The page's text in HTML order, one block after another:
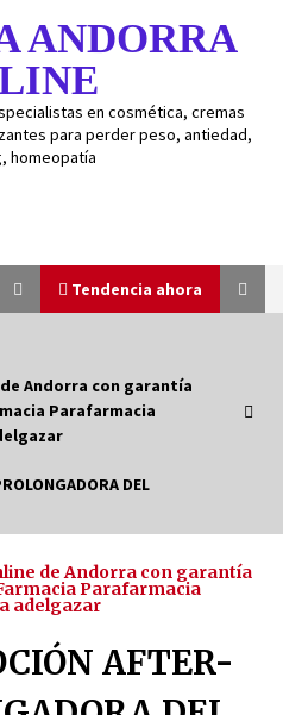
ANDORRA
en cosmética, cremas
para perder peso, antiedad,
homeopatía
Tendencia ahora
homeopáticos BOIRON.
anticaries colutorio 500ml+20%
rojo de botot | 250 ml
Andorra con garantía
Parafarmacia
DEL
de Andorra con garantía
Parafarmacia
adelgazar
AFTER-